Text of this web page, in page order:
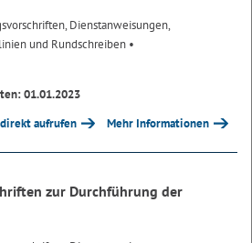
Dienstanweisungen,
und Rundschreiben •
01.01.2023
aufrufen Mehr Informationen
zur Durchführung der